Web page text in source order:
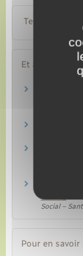
Textes de
Et aussi
Rupture
Travail –
Travail –
motif
Travail –
Social –
Pour en savoir